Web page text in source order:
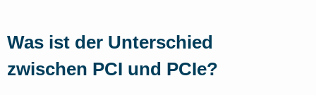
Was ist der Unterschied
zwischen PCI und PCIe?